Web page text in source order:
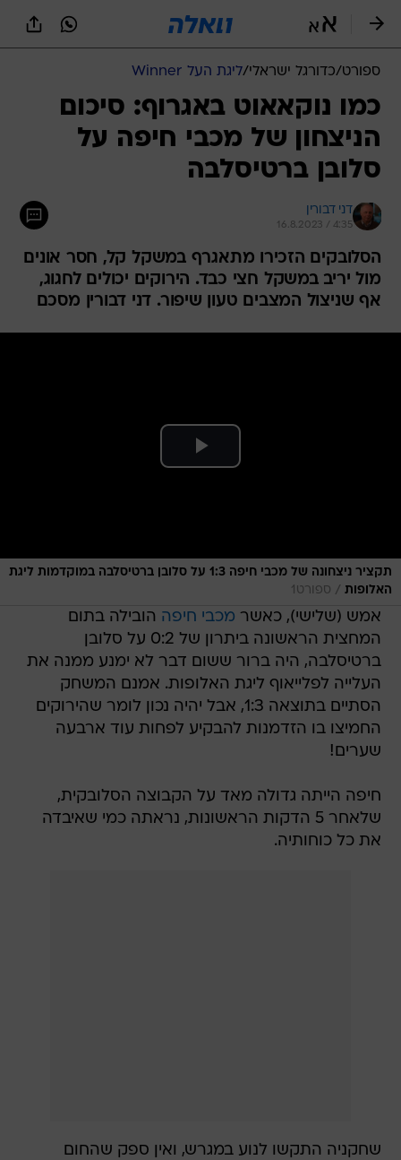
ספורט/כדורגל ישראלי/ליגת העל Winner
כמו נוקאאוט באגרוף: סיכום
הניצחון של מכבי חיפה על
סלובן ברטיסלבה
דני דבורין
16.8.2023 / 4:35
הסלובקים הזכירו מתאגרף במשקל קל, חסר אונים
מול יריב במשקל חצי כבד. הירוקים יכולים לחגוג,
אף שניצול המצבים טעון שיפור. דני דבורין מסכם
תקציר ניצחונה של מכבי חיפה 1:3 על סלובן ברטיסלבה במוקדמות ליגת
האלופות / ספורט1
אמש (שלישי), כאשר מכבי חיפה הובילה בתום
המחצית הראשונה ביתרון של 0:2 על סלובן
ברטיסלבה, היה ברור ששום דבר לא ימנע ממנה את
העלייה לפלייאוף ליגת האלופות. אמנם המשחק
הסתיים בתוצאה 1:3, אבל יהיה נכון לומר שהירוקים
החמיצו בו הזדמנות להבקיע לפחות עוד ארבעה
שערים!
חיפה הייתה גדולה מאד על הקבוצה הסלובקית,
שלאחר 5 הדקות הראשונות, נראתה כמי שאיבדה
את כל כוחותיה.
שחקניה התקשו לנוע במגרש, ואין ספק שהחום